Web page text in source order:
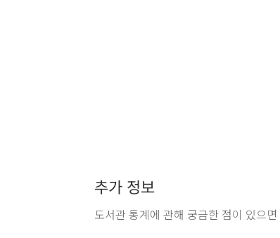
추가 정보
도서관 통계에 관해 궁금한 점이 있으면